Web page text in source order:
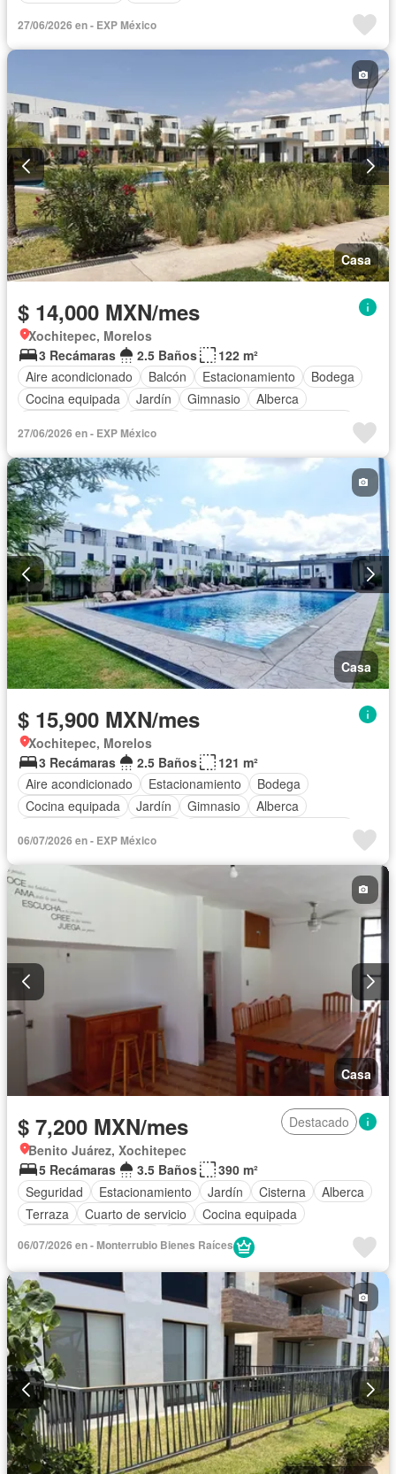
27/06/2026 en - EXP México
Casa
$ 14,000 MXN/mes
Xochitepec, Morelos
3 Recámaras
2.5 Baños
122 m²
Aire acondicionado
Balcón Estacionamiento
Bodega
Cocina equipada
Jardín Gimnasio
Alberca
27/06/2026 en - EXP México
Casa
$ 15,900 MXN/mes
Xochitepec, Morelos
3 Recámaras
2.5 Baños
121 m²
Aire acondicionado
Estacionamiento
Bodega
Cocina equipada
Jardín Gimnasio
Alberca
06/07/2026 en - EXP México
Casa
$ 7,200 MXN/mes
Destacado
Benito Juárez, Xochitepec
5 Recámaras
3.5 Baños
390 m²
Seguridad
Estacionamiento Jardín Cisterna
Alberca
Terraza
Cuarto de servicio
Cocina equipada
Cuarto de Limpieza
Recámara con closet
Caseta de vigilancia
Permite mascotas
Permite niños
Completamente amueblado
06/07/2026 en - Monterrubio Bienes Raíces